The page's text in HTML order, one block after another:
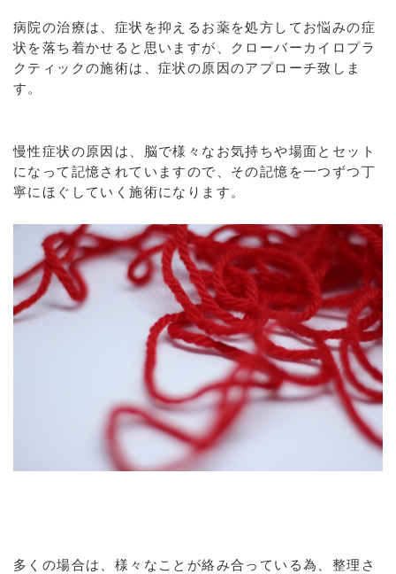
病院の治療は、症状を抑えるお薬を処方してお悩みの症
状を落ち着かせると思いますが、クローバーカイロプラ
クティックの施術は、症状の原因のアプローチ致しま
す。
慢性症状の原因は、脳で様々なお気持ちや場面とセット
になって記憶されていますので、その記憶を一つずつ丁
寧にほぐしていく施術になります。
多くの場合は、様々なことが絡み合っている為、整理さ